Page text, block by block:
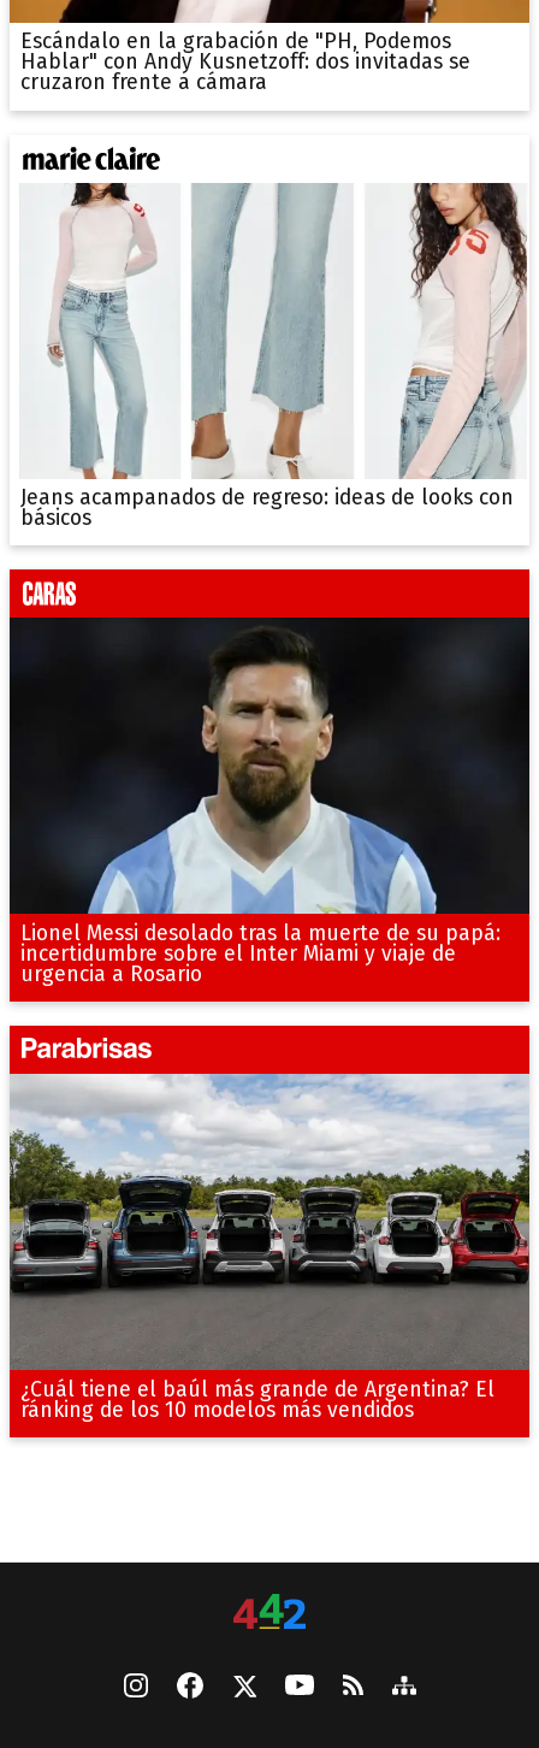
Escándalo en la grabación de "PH, Podemos
Hablar" con Andy Kusnetzoff: dos invitadas se
cruzaron frente a cámara
Jeans acampanados de regreso: ideas de looks con
básicos
Lionel Messi desolado tras la muerte de su papá:
incertidumbre sobre el Inter Miami y viaje de
urgencia a Rosario
¿Cuál tiene el baúl más grande de Argentina? El
ránking de los 10 modelos más vendidos